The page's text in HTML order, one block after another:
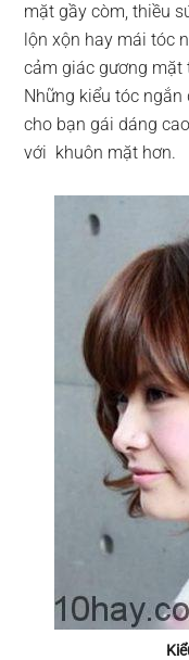
mặt gầy còm, thiều
lộn xộn hay mái tóc
cảm giác gương mặt
Những kiểu tóc
cho bạn gái dáng
với khuôn mặt hơn.